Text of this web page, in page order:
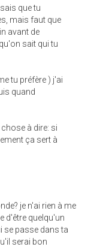
que tu
mais faut que
avant de
sait qui tu
tu préfère ) j'ai
quand
à dire: si
ça sert à
je n'ai rien à me
d'être quelqu'un
se passe dans ta
serai bon